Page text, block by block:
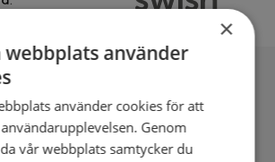
omfrågad
med stripe
×
webbplats använder
använder cookies för att
Genom
vår webbplats samtycker du